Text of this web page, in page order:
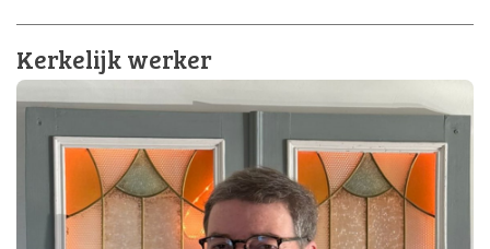
Kerkelijk werker